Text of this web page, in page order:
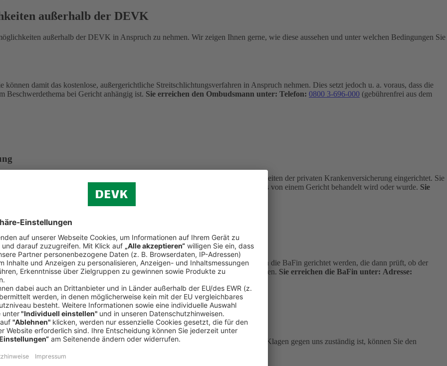
außerhalb der DEVK
außerhalb der DEVK in Anspruch zu nehmen. Wir zeigen Ihnen gerne, wie diese aussehen und unter welchen Bedingungen Sie
damit das kostenlose, außergerichtliche Streitschlichtungsverfahren in Anspruch nehmen. Dies setzt jedoch u. a. voraus, dass die
Beschwerdethema bei Gericht anhängig ist. Sie erreichen den Ombudsmann unter: Telefon: 0800 3-696-000 (gebührenfrei aus dem
Krankenversicherung e. V. Dieser hat eine Ombudsmannstelle für Angelegenheiten der privaten Krankenversicherung eingerichtet. Sie
Anspruch nehmen. Dies setzt u. a. voraus, dass die gleiche Streitfrage nicht bereits von einem Gericht behandelt wird oder wurde. Sie
aus dem deutschen Telefonnetz)
für Finanzdienstleistungsaufsicht. Eine Beschwerde kann kostenfrei an die BaFin gerichtet werden, die dann prüft, ob der
eingehalten hat. Einzelne Streitfälle kann die Bafin nicht verbindlich entscheiden. Sie erreichen die BaFin unter: Adresse:
53117 Bonn
der oben genannten Beschwerdemöglichkeiten unberührt. Welches Gericht für Klagen gegen uns zuständig ist, können Sie den